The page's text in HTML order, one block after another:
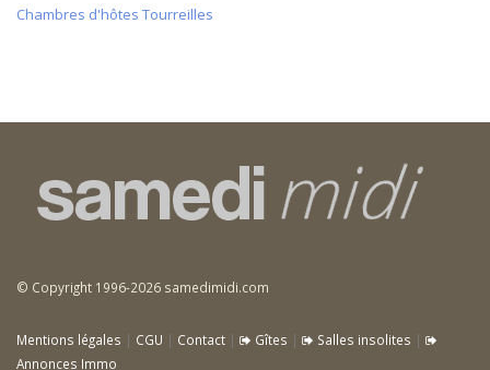
Chambres d'hôtes Tourreilles
© Copyright 1996-2026 samedimidi.com
Mentions légales | CGU | Contact | Gîtes | Salles insolites |
Annonces Immo